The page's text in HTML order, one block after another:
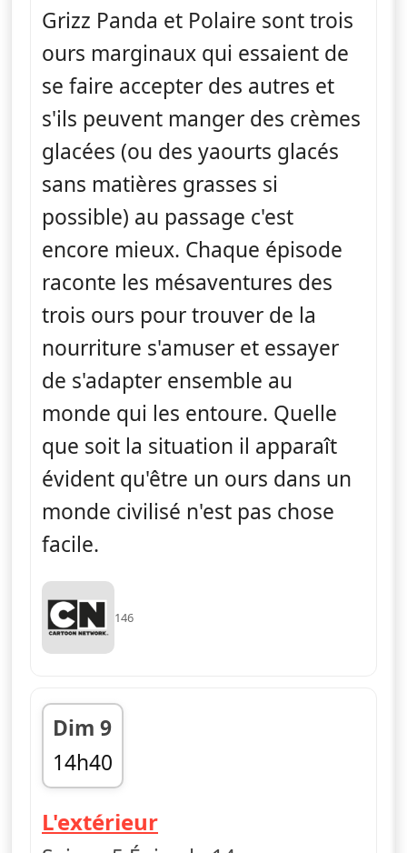
Grizz Panda et Polaire sont trois
ours marginaux qui essaient de
se faire accepter des autres et
s'ils peuvent manger des crèmes
glacées (ou des yaourts glacés
sans matières grasses si
possible) au passage c'est
encore mieux. Chaque épisode
raconte les mésaventures des
trois ours pour trouver de la
nourriture s'amuser et essayer
de s'adapter ensemble au
monde qui les entoure. Quelle
que soit la situation il apparaît
évident qu'être un ours dans un
monde civilisé n'est pas chose
facile.
146
Dim 9
14h40
fin 14h55
L'extérieur— Le monde